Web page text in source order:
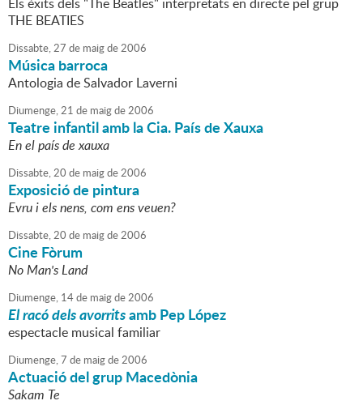
THE BEATIES
Dissabte,27 de maigde2006
Música barroca
Antologia de Salvador Laverni
Diumenge,21 de maigde2006
Teatre infantil amb la Cia. País de Xauxa
En el país de xauxa
Dissabte,20 de maigde2006
Exposició de pintura
Evru i els nens, com ens veuen?
Dissabte,20 de maigde2006
Cine Fòrum
No Man's Land
Diumenge, 14de maigde2006
El racó dels avorritsamb Pep López
espectacle musical familiar
Diumenge,7 de maigde2006
Actuació del grup Macedònia
Sakam Te